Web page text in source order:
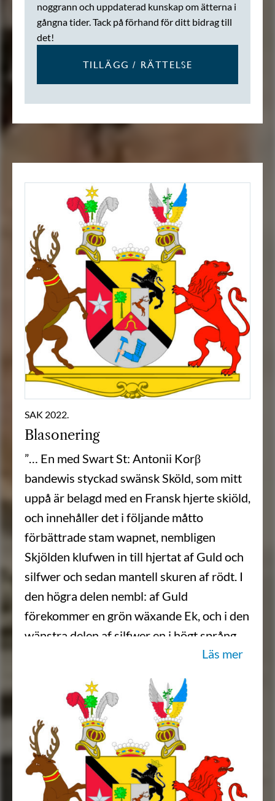
noggrann och uppdaterad kunskap om ätterna i
gångna tider. Tack på förhand för ditt bidrag till
det!
TILLÄGG / RÄTTELSE
SAK 2022.
Blasonering
”… En med Swart St: Antonii Korβ
bandewis styckad swänsk Sköld, som mitt
uppå är belagd med en Fransk hjerte skiöld,
och innehåller det i följande måtto
förbättrade stam wapnet, nembligen
Skjölden klufwen in till hjertat af Guld och
silfwer och sedan mantell skuren af rödt. I
den högra delen nembl: af Guld
förekommer en grön wäxande Ek, och i den
wänstra delen af silfwer en i högt språng
löpande Hiort af naturlig färga, och i den
nedra röde mantell spitsen en upwänd
spårre af Guld; Men ef friherre wapnet
förekommer det första fältet af Guld, som
intager hela rummet, ifrån öfra högra till
nedre wänstra hörnet, och föreställer et
uprest emot höger gångande swart Krönt
leijon. Det andra fältet emot höger rödt,
Läs mer